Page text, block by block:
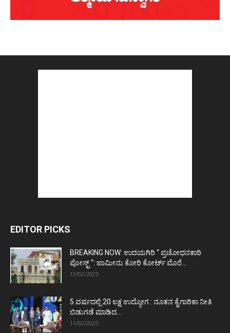
EDITOR PICKS
BREAKING NOW: ಉದಯಗಿರಿ “ ಪ್ರಚೋಧನಕಾರಿ
ಪೋಸ್ಟ್‌ “: ಜಾಮೀನು ಕೋರಿ ಕೋರ್ಟ್‌ ಮೊರೆ...
13/02/2025
5 ವರ್ಷದಲ್ಲಿ 20 ಲಕ್ಷ ಉದ್ಯೋಗ : ನೂತನ ಕೈಗಾರಿಕಾ ನೀತಿ
ಬಿಡುಗಡೆ ಮಾಡಿದ...
11/02/2025